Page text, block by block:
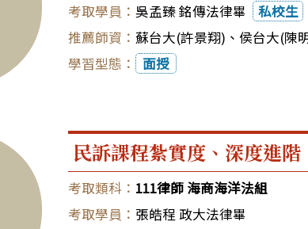
吳孟臻 銘傳法律畢
私校生
蘇台大(許景翔) 、 侯台大(陳
面授
民訴課程紮實度、深度進階
111律師 海商海洋法組
張皓程 政大法律畢